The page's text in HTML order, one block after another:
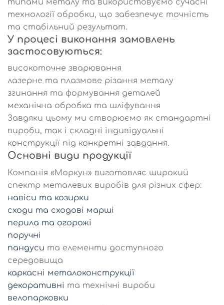
типами металу та використовуємо сучасні
технології обробки, що забезпечує точність
та стабільний результат.
У процесі виконання замовлень
застосовуються:
високоточне зварювання
лазерне та плазмове різання металу
згинання та формування деталей
механічна обробка та шліфування
Завдяки цьому ми створюємо як стандартні
вироби, так і складні індивідуальні
конструкції під конкретні завдання.
Основні види продукції
Компанія «Моркун» виготовляє широкий
спектр металевих виробів для різних сфер:
навіси та козирки
сходи та сходові марші
перила та огорожі
поручні
пандуси та елементи доступного
середовища
каркасні металоконструкції
декоративні та технічні вироби
велопарковки